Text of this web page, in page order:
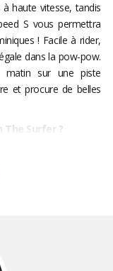
haute vitesse, tandis
S vous permettra
! Facile à rider,
dans la pow-pow.
matin sur une piste
et procure de belles
The Surfer ?